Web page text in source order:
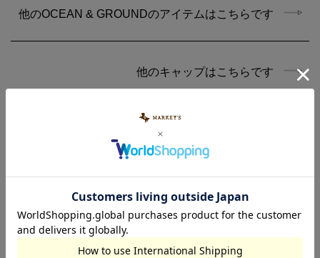
他のOCEAN & GROUNDのアイテムはこちらです
他のキャップはこちらです
素材・サイズ
【刺繍デザインが可愛い】
ピザの１ポイント刺繍デザインが可愛い夏必需品メッシュCAP。
内側汗止めテープは、吸湿速乾機能素材を採用。